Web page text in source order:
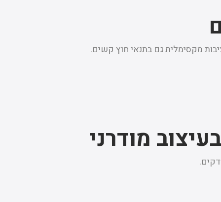
מקסימלית גם בתנאי חוץ קשים.
מודרני